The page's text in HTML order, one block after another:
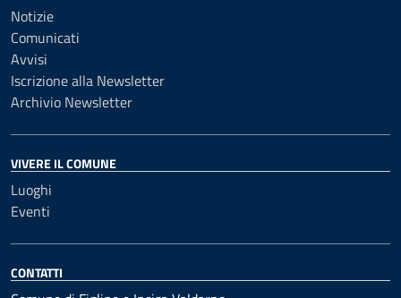
Notizie
Comunicati
Avvisi
Iscrizione alla Newsletter
Archivio Newsletter
VIVERE IL COMUNE
Luoghi
Eventi
CONTATTI